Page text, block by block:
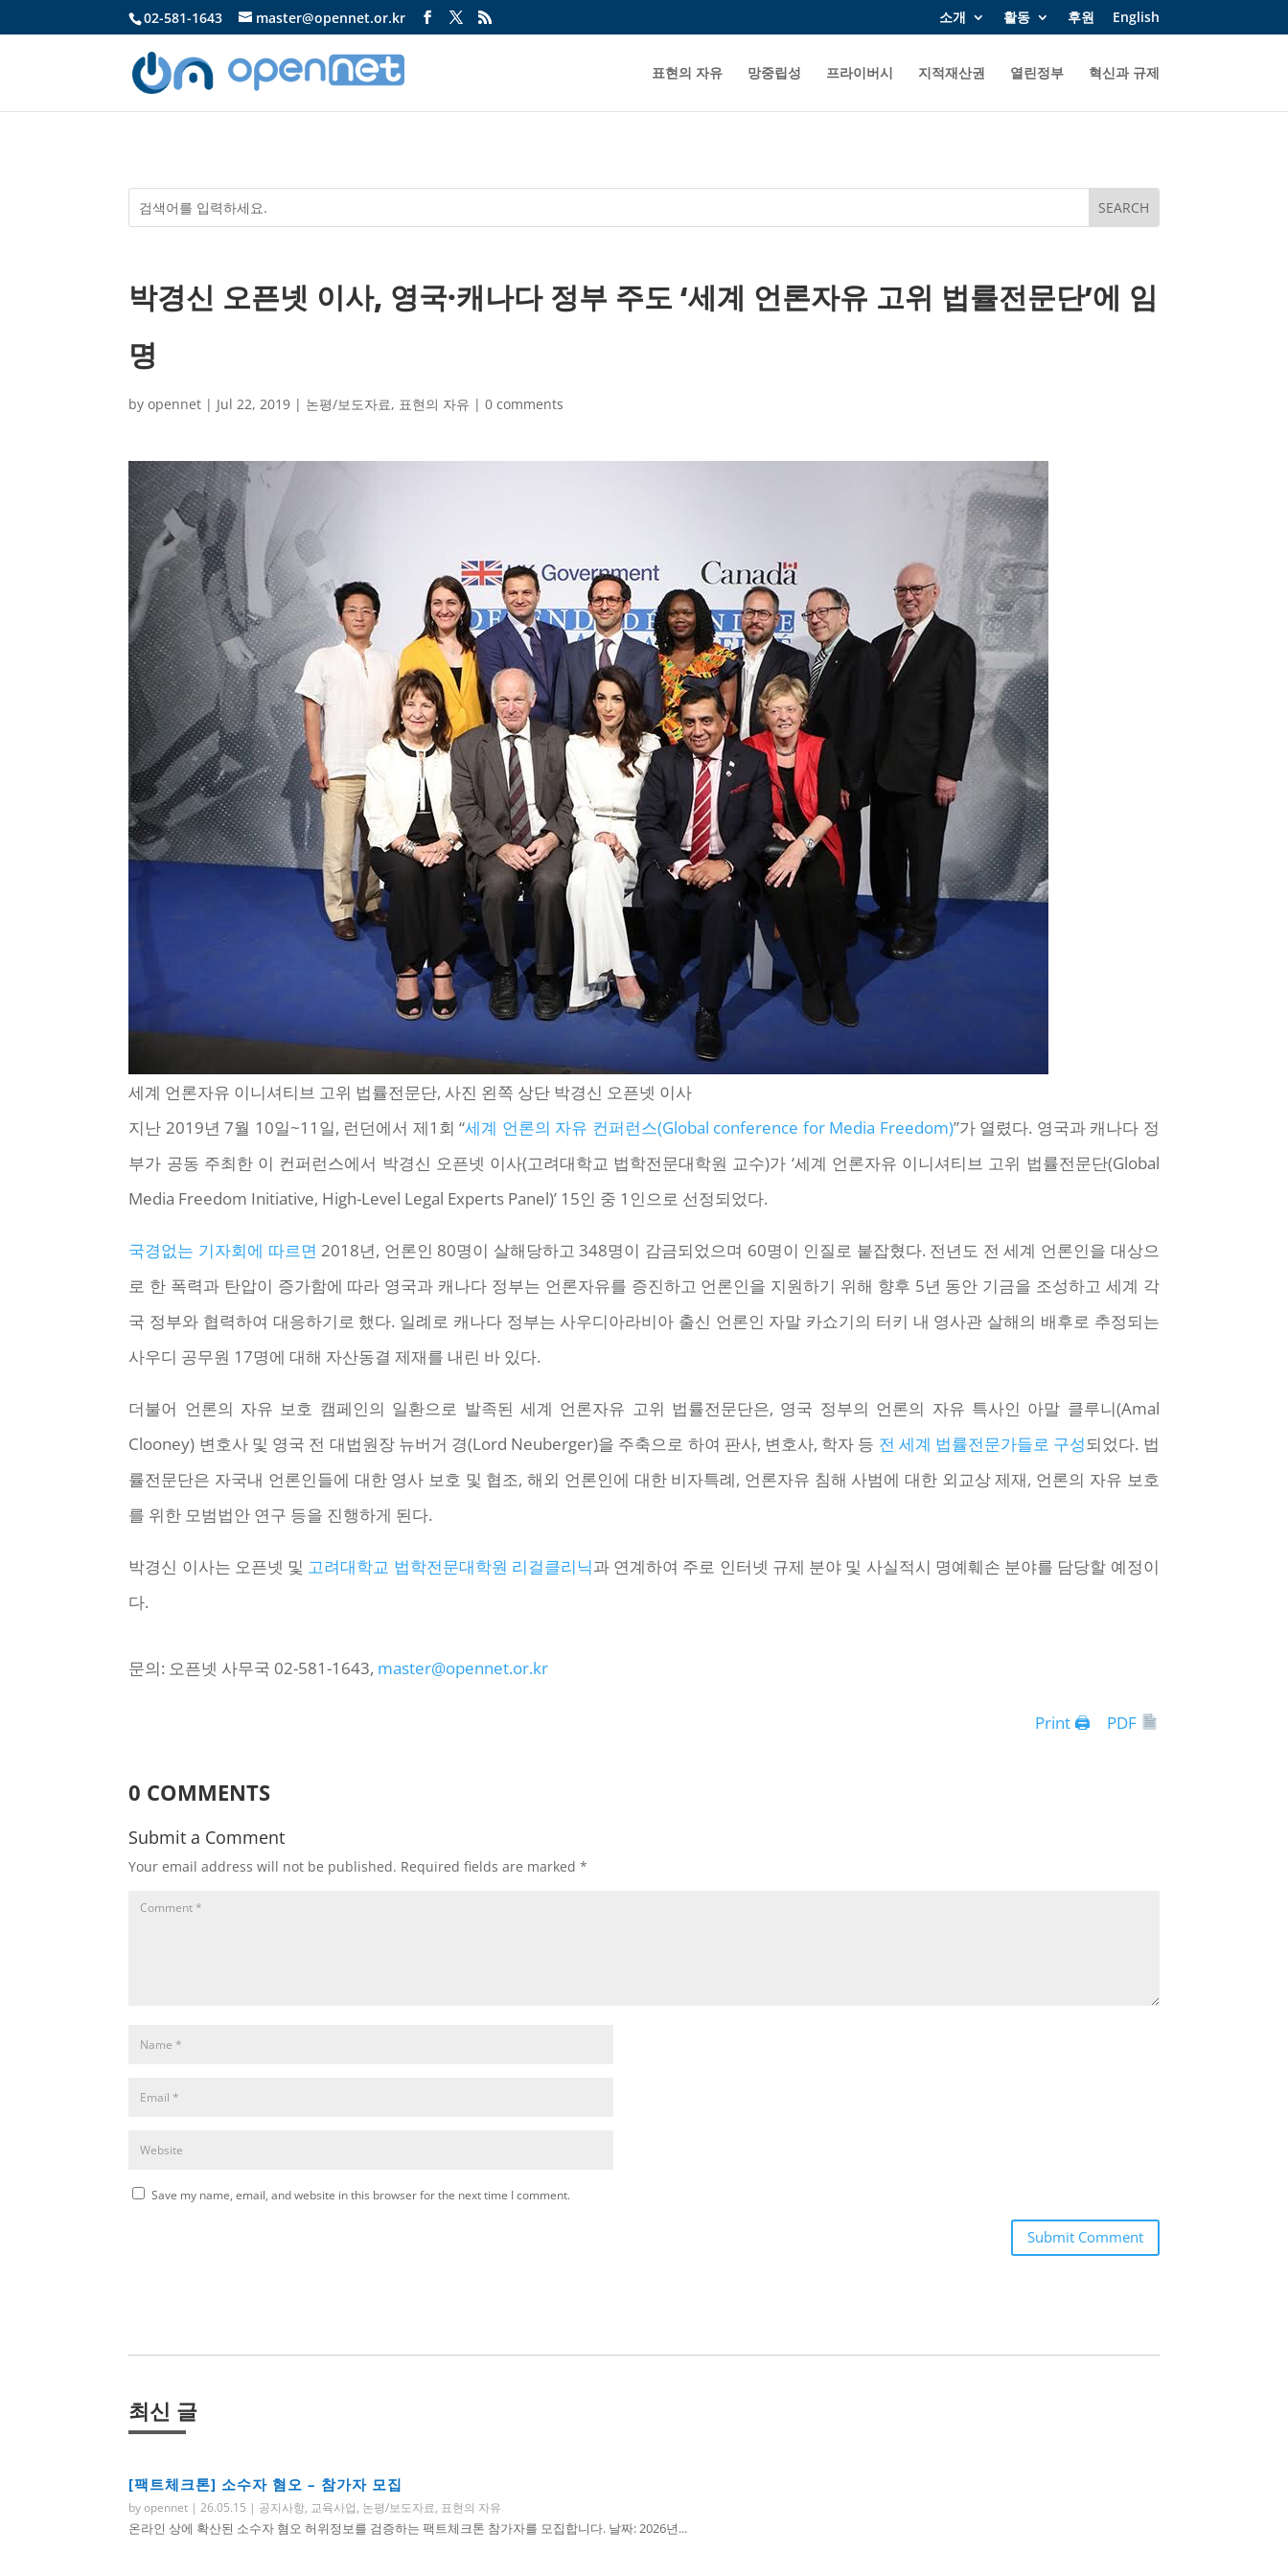
02-581-1643 master@opennet.or.kr 소개 활동 후원 English
표현의 자유 망중립성 프라이버시 지적재산권 열린정부 혁신과 규제
박경신 오픈넷 이사, 영국·캐나다 정부 주도 ‘세계 언론자유 고위 법률전문단’에 임
명
byopennet | Jul 22, 2019 | 논평/보도자료, 표현의 자유 |0 comments
세계 언론자유 이니셔티브 고위 법률전문단, 사진 왼쪽 상단 박경신 오픈넷 이사
지난 2019년 7월 10일~11일, 런던에서 제1회 “세계 언론의 자유 컨퍼런스(Global conference for Media Freedom)”가 열렸다. 영국과 캐나다 정
부가 공동 주최한 이 컨퍼런스에서 박경신 오픈넷 이사(고려대학교 법학전문대학원 교수)가 ‘세계 언론자유 이니셔티브 고위 법률전문단(Global
Media Freedom Initiative, High-Level Legal Experts Panel)’ 15인 중 1인으로 선정되었다.
국경없는 기자회에 따르면 2018년, 언론인 80명이 살해당하고 348명이 감금되었으며 60명이 인질로 붙잡혔다. 전년도 전 세계 언론인을 대상으
로 한 폭력과 탄압이 증가함에 따라 영국과 캐나다 정부는 언론자유를 증진하고 언론인을 지원하기 위해 향후 5년 동안 기금을 조성하고 세계 각
국 정부와 협력하여 대응하기로 했다. 일례로 캐나다 정부는 사우디아라비아 출신 언론인 자말 카쇼기의 터키 내 영사관 살해의 배후로 추정되는
사우디 공무원 17명에 대해 자산동결 제재를 내린 바 있다.
더불어 언론의 자유 보호 캠페인의 일환으로 발족된 세계 언론자유 고위 법률전문단은, 영국 정부의 언론의 자유 특사인 아말 클루니(Amal
Clooney) 변호사 및 영국 전 대법원장 뉴버거 경(Lord Neuberger)을 주축으로 하여 판사, 변호사, 학자 등 전 세계 법률전문가들로 구성되었다. 법
률전문단은 자국내 언론인들에 대한 영사 보호 및 협조, 해외 언론인에 대한 비자특례, 언론자유 침해 사범에 대한 외교상 제재, 언론의 자유 보호
를 위한 모범법안 연구 등을 진행하게 된다.
박경신 이사는 오픈넷 및 고려대학교 법학전문대학원 리걸클리닉과 연계하여 주로 인터넷 규제 분야 및 사실적시 명예훼손 분야를 담당할 예정이
다.
문의: 오픈넷 사무국 02-581-1643, master@opennet.or.kr
Print 🖨 PDF
0 COMMENTS
Submit a Comment
Your email address will not be published. Required fields are marked*
Save my name, email, and website in this browser for the next time I comment.
Submit Comment
최신 글
[팩트체크톤] 소수자 혐오 – 참가자 모집
byopennet |26.05.15 | 공지사항, 교육사업, 논평/보도자료, 표현의 자유
온라인 상에 확산된 소수자 혐오 허위정보를 검증하는 팩트체크톤 참가자를 모집합니다. 날짜: 2026년...